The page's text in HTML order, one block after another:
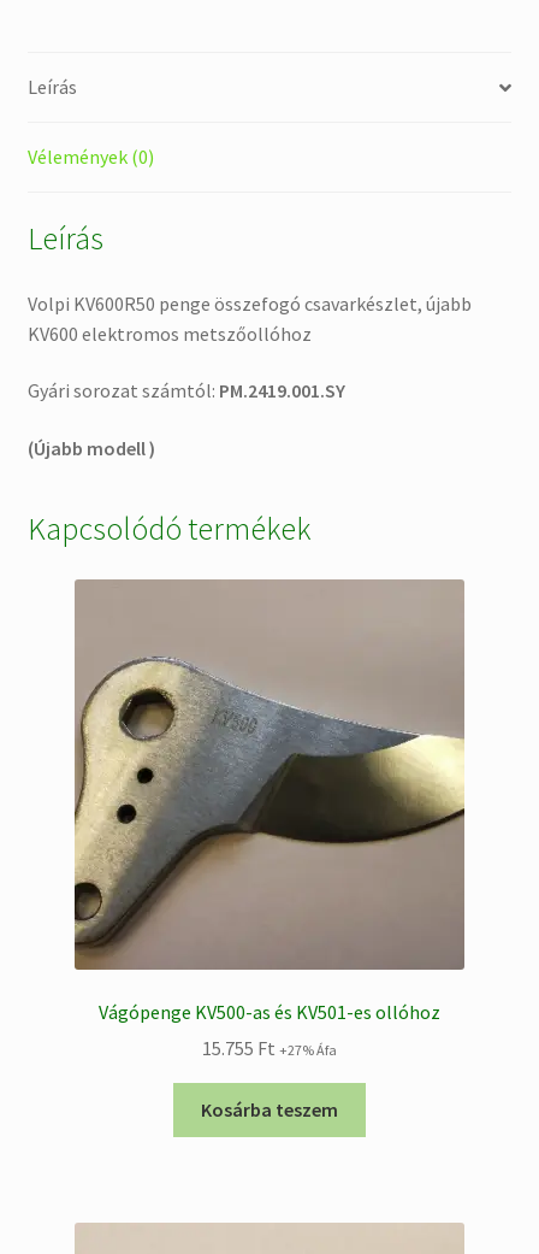
Leírás
Vélemények (0)
Leírás
Volpi KV600R50 penge összefogó csavarkészlet, újabb
KV600 elektromos metszőollóhoz
Gyári sorozat számtól: PM.2419.001.SY
(Újabb modell )
Kapcsolódó termékek
Vágópenge KV500-as és KV501-es ollóhoz
15.755 Ft +27% Áfa
Kosárba teszem